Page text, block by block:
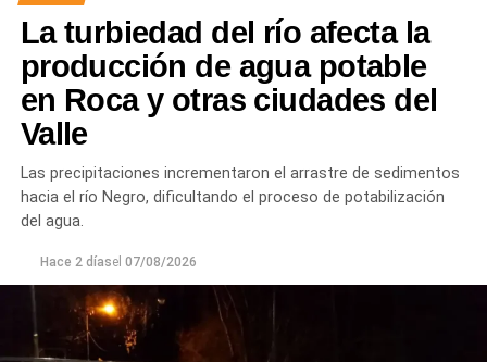
juntas para mejorar la durabilidad de la infraestructura.
Desde el DPA destacaron que esta intervención forma
parte del plan de mantenimiento y renovación de la
infraestructura hídrica provincial, con el propósito de
optimizar la conducción del agua, preservar el Canal
seguro para los productores del Alto Valle.
La turbiedad del río afecta la
producción de agua potable
en Roca y otras ciudades del
Valle
Las precipitaciones incrementaron el arrastre de sedimentos
hacia el río Negro, dificultando el proceso de potabilización
del agua.
Hace 2 díasel 07/08/2026